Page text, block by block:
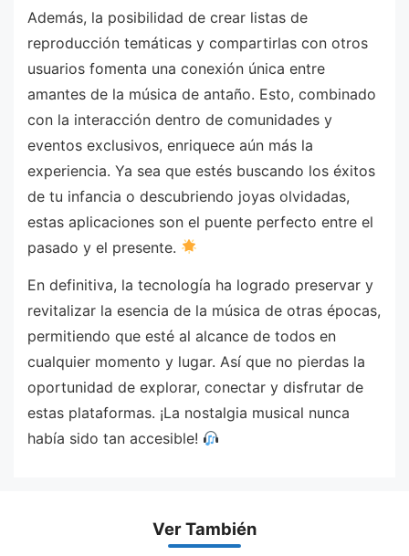
Además, la posibilidad de crear listas de
reproducción temáticas y compartirlas con otros
usuarios fomenta una conexión única entre
amantes de la música de antaño. Esto, combinado
con la interacción dentro de comunidades y
eventos exclusivos, enriquece aún más la
experiencia. Ya sea que estés buscando los éxitos
de tu infancia o descubriendo joyas olvidadas,
estas aplicaciones son el puente perfecto entre el
pasado y el presente.
En definitiva, la tecnología ha logrado preservar y
revitalizar la esencia de la música de otras épocas,
permitiendo que esté al alcance de todos en
cualquier momento y lugar. Así que no pierdas la
oportunidad de explorar, conectar y disfrutar de
estas plataformas. ¡La nostalgia musical nunca
había sido tan accesible!
Ver También